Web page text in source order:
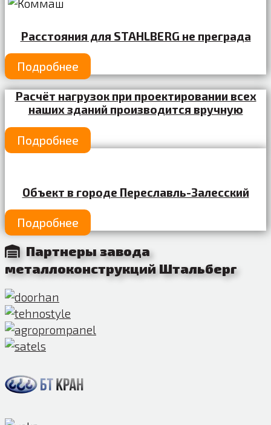
Расстояния для STAHLBERG не преграда
Подробнее
Расчёт нагрузок при проектировании всех
наших зданий производится вручную
Подробнее
Объект в городе Переславль-Залесский
Подробнее
Партнеры завода
металлоконструкций Штальберг